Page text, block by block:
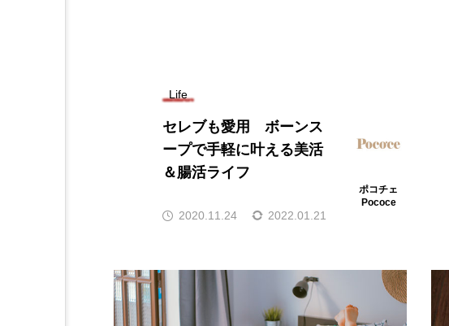
Life
セレブも愛用 ボーンス
ープで手軽に叶える美活
＆腸活ライフ
ポコチェ
Pococe
2020.11.24 2022.01.21